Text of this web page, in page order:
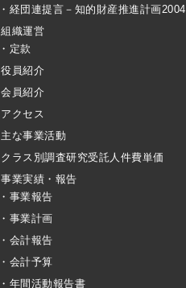
・経団連提言－知的財産推進計画2004
組織運営
・定款
役員紹介
会員紹介
アクセス
主な事業活動
クラス別調査研究受託人件費単価
事業実績・報告
・事業報告
・事業計画
・会計報告
・会計予算
・年間活動報告書